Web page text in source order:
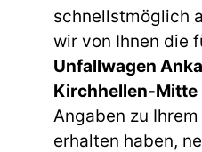
schnellstmöglich
wir von Ihnen die
Unfallwagen
Kirchhellen-Mitte
Angaben zu
erhalten haben,